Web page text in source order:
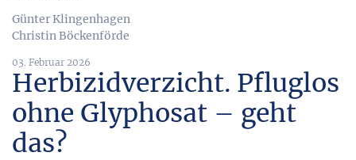
Günter Klingenhagen
Christin Böckenförde
03. Februar 2026
Herbizidverzicht. Pfluglos
ohne Glyphosat – geht
das?